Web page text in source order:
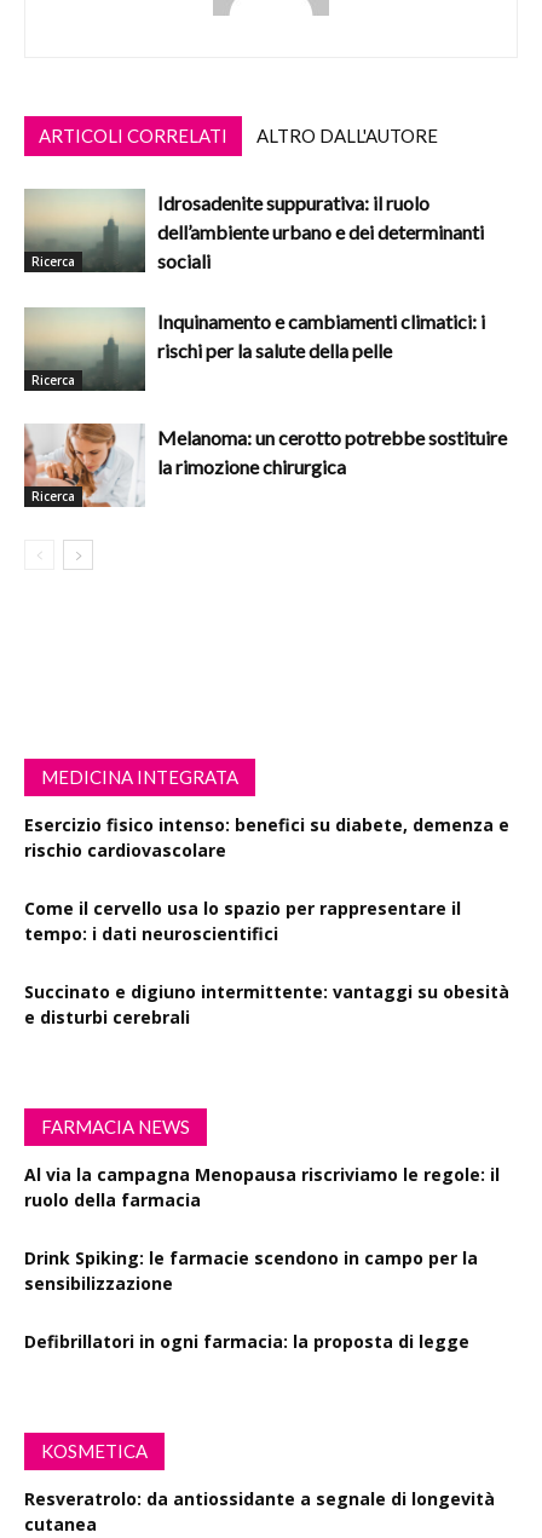
ARTICOLI CORRELATI ALTRO DALL'AUTORE
Ricerca
Idrosadenite suppurativa: il ruolo
dell’ambiente urbano e dei determinanti
sociali
Ricerca
Inquinamento e cambiamenti climatici: i
rischi per la salute della pelle
Ricerca
Melanoma: un cerotto potrebbe sostituire
la rimozione chirurgica
MEDICINA INTEGRATA
Esercizio fisico intenso: benefici su diabete, demenza e
rischio cardiovascolare
Come il cervello usa lo spazio per rappresentare il
tempo: i dati neuroscientifici
Succinato e digiuno intermittente: vantaggi su obesità
e disturbi cerebrali
FARMACIA NEWS
Al via la campagna Menopausa riscriviamo le regole: il
ruolo della farmacia
Drink Spiking: le farmacie scendono in campo per la
sensibilizzazione
Defibrillatori in ogni farmacia: la proposta di legge
KOSMETICA
Resveratrolo: da antiossidante a segnale di longevità
cutanea